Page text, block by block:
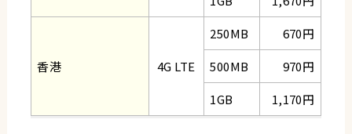
香港 4G LTE
250MB
670円
500MB
970円
1GB
1,170円